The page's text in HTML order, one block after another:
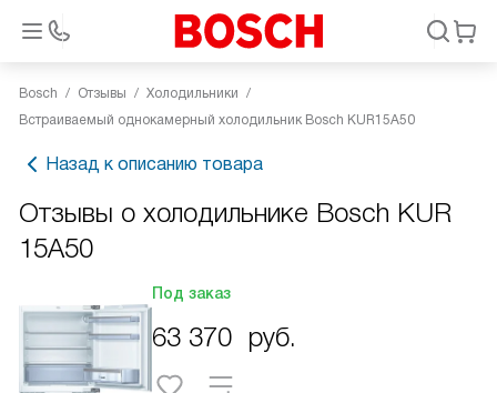
Bosch Отзывы
Холодильники
Встраиваемый однокамерный холодильник Bosch KUR15A50
Назад к описанию товара
Отзывы о холодильнике Bosch KUR
15A50
Под заказ
63 370 руб.